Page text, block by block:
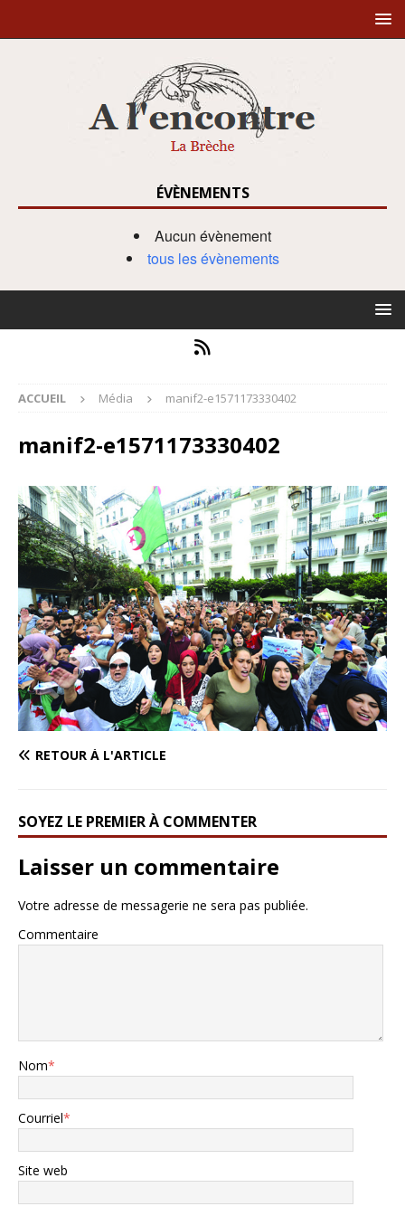
ÉVÈNEMENTS
Aucun évènement
tous les évènements
ACCUEIL Média manif2-e1571173330402
manif2-e1571173330402
RETOUR À L'ARTICLE
SOYEZ LE PREMIER À COMMENTER
Laisser un commentaire
Votre adresse de messagerie ne sera pas publiée.
Commentaire
Nom*
Courriel*
Site web